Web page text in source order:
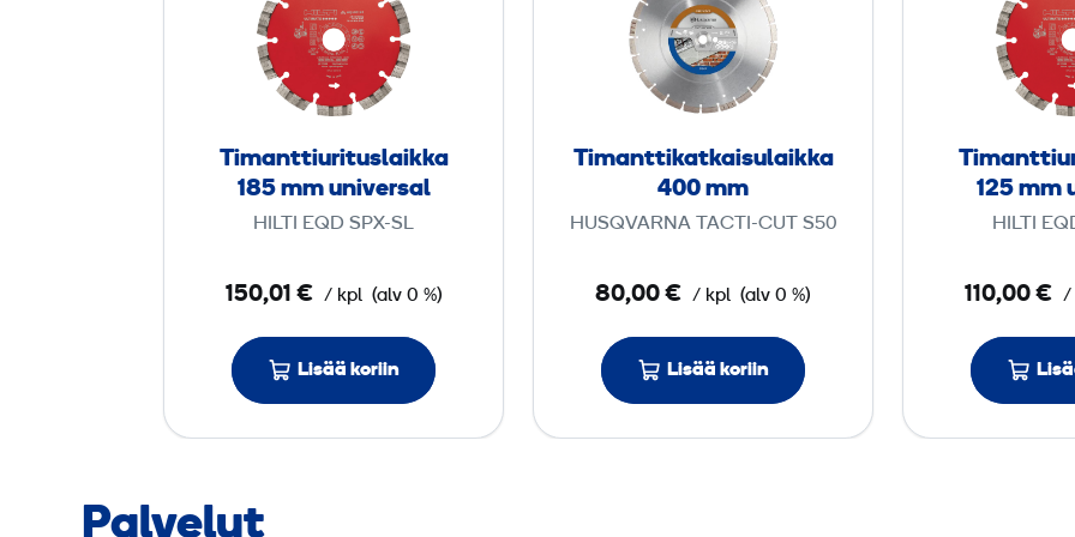
m
a
n
t
t
t
u
s
l
a
Timanttiurituslaikka
185 mm universal
HILTI EQD SPX-SL
150,01 € / kpl (alv 0 %)
Lisää koriin
m
a
n
t
t
k
a
i
s
u
Timanttikatkaisulaikka
400 mm
HUSQVARNA TACTI-CUT S50
80,00 € / kpl (alv 0 %)
Lisää koriin
l
125 mm
HILTI
110,00 € /
Palvelut